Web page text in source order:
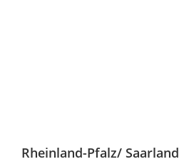
Rheinland-Pfalz/ Saarland